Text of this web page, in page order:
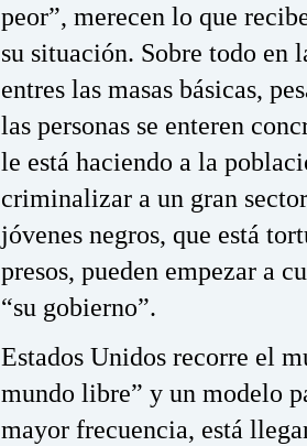
peor”, merecen lo que
su situación. Sobre todo en
entres las masas básicas,
las personas se enteren
le está haciendo a la
criminalizar a un gran
jóvenes negros, que está
presos, pueden empezar a
“su gobierno”.
Estados Unidos recorre el
mundo libre” y un modelo
mayor frecuencia, está